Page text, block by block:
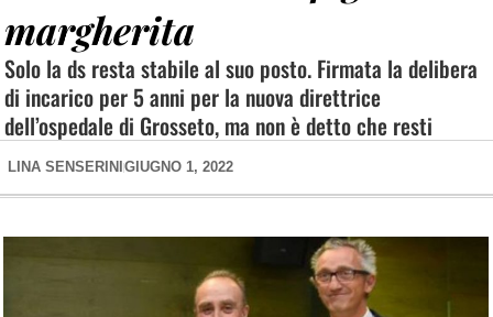
margherita
Solo la ds resta stabile al suo posto. Firmata la delibera
di incarico per 5 anni per la nuova direttrice
dell’ospedale di Grosseto, ma non è detto che resti
LINA SENSERINI GIUGNO 1, 2022